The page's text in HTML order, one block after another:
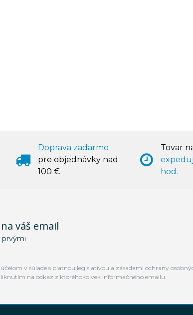
Doprava zadarmo
pre objednávky nad
100 €
Tovar
hod.
váš email
prvými
v súlade s platnou legislatívou a zásadami ochrany
na odkaz z ktoréhokoľvek informačného emailu.